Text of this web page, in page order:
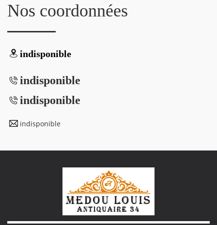
Nos coordonnées
indisponible
indisponible
indisponible
indisponible